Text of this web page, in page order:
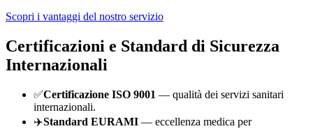
Scopri i vantaggi del nostro servizio
Certificazioni e Standard di Sicurezza
Internazionali
✅Certificazione ISO 9001 — qualità dei servizi sanitari
internazionali.
✈️Standard EURAMI — eccellenza medica per